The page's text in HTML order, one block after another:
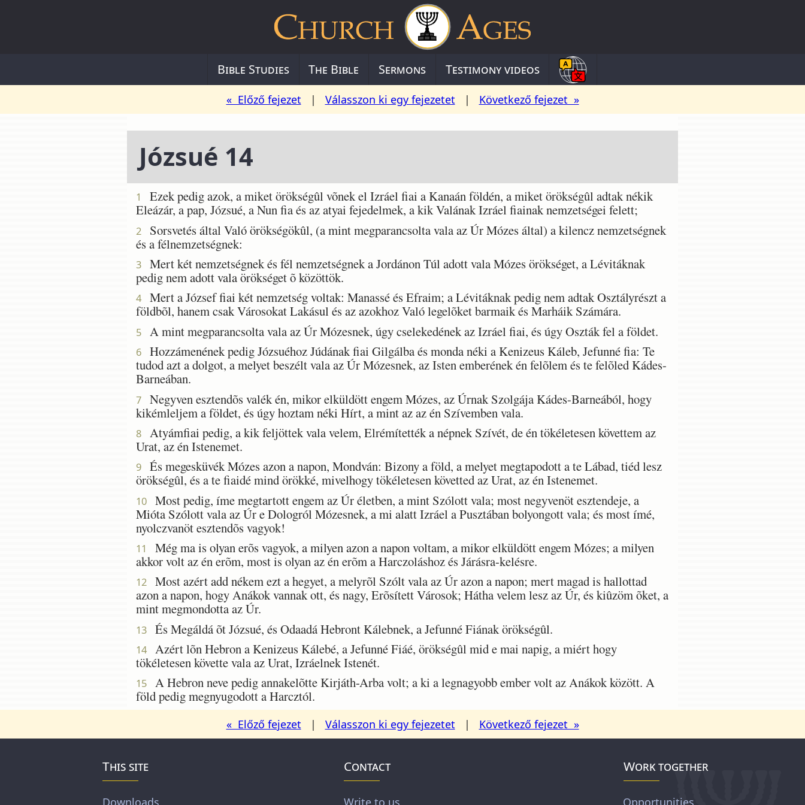
Bible Studies The Bible Sermons Testimony videos
« Előző fejezet | Válasszon ki egy fejezetet | Következő fejezet »
Józsué 14
1
Ezek pedig azok, a miket örökségûl võnek el Izráel fiai a Kanaán földén, a miket örökségûl adtak nékik
Eleázár, a pap, Józsué, a Nun fia és az atyai fejedelmek, a kik Valának Izráel fiainak nemzetségei felett;
2
Sorsvetés által Való örökségökûl, (a mint megparancsolta vala az Úr Mózes által) a kilencz nemzetségnek
és a félnemzetségnek:
3
Mert két nemzetségnek és fél nemzetségnek a Jordánon Túl adott vala Mózes örökséget, a Lévitáknak
pedig nem adott vala örökséget õ közöttök.
4
Mert a József fiai két nemzetség voltak: Manassé és Efraim; a Lévitáknak pedig nem adtak Osztályrészt a
földbõl, hanem csak Városokat Lakásul és az azokhoz Való legelõket barmaik és Marháik Számára.
5 A mint megparancsolta vala az Úr Mózesnek, úgy cselekedének az Izráel fiai, és úgy Oszták fel a földet.
6
Hozzámenének pedig Józsuéhoz Júdának fiai Gilgálba és monda néki a Kenizeus Káleb, Jefunné fia: Te
tudod azt a dolgot, a melyet beszélt vala az Úr Mózesnek, az Isten emberének én felõlem és te felõled Kádes-
Barneában.
7
Negyven esztendõs valék én, mikor elküldött engem Mózes, az Úrnak Szolgája Kádes-Barneából, hogy
kikémleljem a földet, és úgy hoztam néki Hírt, a mint az az én Szívemben vala.
8
Atyámfiai pedig, a kik feljöttek vala velem, Elrémítették a népnek Szívét, de én tökéletesen követtem az
Urat, az én Istenemet.
9
És megesküvék Mózes azon a napon, Mondván: Bizony a föld, a melyet megtapodott a te Lábad, tiéd lesz
örökségûl, és a te fiaidé mind örökké, mivelhogy tökéletesen követted az Urat, az én Istenemet.
10
Most pedig, íme megtartott engem az Úr életben, a mint Szólott vala; most negyvenöt esztendeje, a
Mióta Szólott vala az Úr e Dologról Mózesnek, a mi alatt Izráel a Pusztában bolyongott vala; és most ímé,
nyolczvanöt esztendõs vagyok!
11
Még ma is olyan erõs vagyok, a milyen azon a napon voltam, a mikor elküldött engem Mózes; a milyen
akkor volt az én erõm, most is olyan az én erõm a Harczoláshoz és Járásra-kelésre.
12
Most azért add nékem ezt a hegyet, a melyrõl Szólt vala az Úr azon a napon; mert magad is hallottad
azon a napon, hogy Anákok vannak ott, és nagy, Erõsített Városok; Hátha velem lesz az Úr, és kiûzöm õket, a
mint megmondotta az Úr.
13 És Megáldá õt Józsué, és Odaadá Hebront Kálebnek, a Jefunné Fiának örökségûl.
14
Azért lõn Hebron a Kenizeus Kálebé, a Jefunné Fiáé, örökségûl mid e mai napig, a miért hogy
tökéletesen követte vala az Urat, Izráelnek Istenét.
15
A Hebron neve pedig annakelõtte Kirjáth-Arba volt; a ki a legnagyobb ember volt az Anákok között. A
föld pedig megnyugodott a Harcztól.
« Előző fejezet | Válasszon ki egy fejezetet | Következő fejezet »
This site
Downloads
Contact
Write to us
Work together
Opportunities